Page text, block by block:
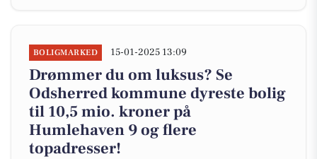
BOLIGMARKED 15-01-2025 13:09
Drømmer du om luksus? Se
Odsherred kommune dyreste bolig
til 10,5 mio. kroner på
Humlehaven 9 og flere
topadresser!